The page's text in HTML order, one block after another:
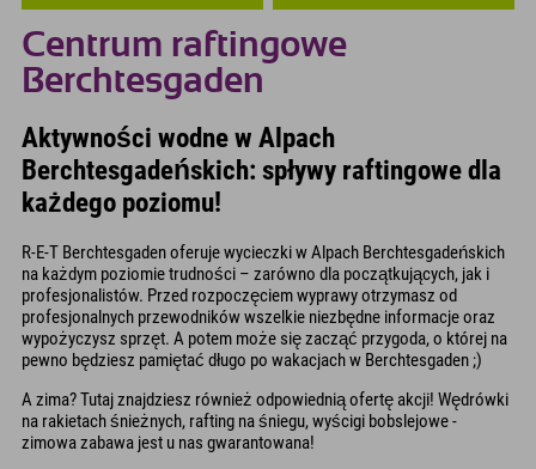
Centrum raftingowe
Berchtesgaden
Aktywności wodne w Alpach
Berchtesgadeńskich: spływy raftingowe dla
każdego poziomu!
R-E-T Berchtesgaden oferuje wycieczki w Alpach Berchtesgadeńskich
na każdym poziomie trudności – zarówno dla początkujących, jak i
profesjonalistów. Przed rozpoczęciem wyprawy otrzymasz od
profesjonalnych przewodników wszelkie niezbędne informacje oraz
wypożyczysz sprzęt. A potem może się zacząć przygoda, o której na
pewno będziesz pamiętać długo po wakacjach w Berchtesgaden ;)
A zima? Tutaj znajdziesz również odpowiednią ofertę akcji! Wędrówki
na rakietach śnieżnych, rafting na śniegu, wyścigi bobslejowe -
zimowa zabawa jest u nas gwarantowana!